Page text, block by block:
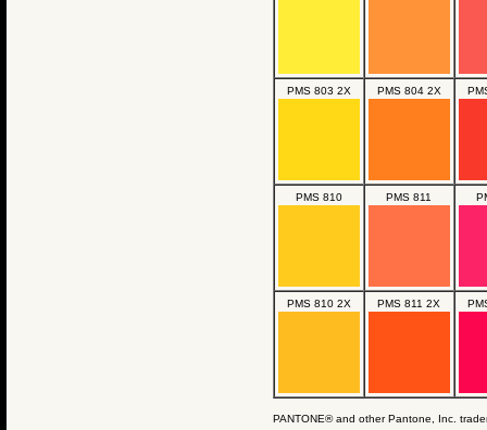
PMS 803 2X PMS 804 2X
PMS 810 PMS 811
PMS 810 2X PMS 811 2X
PANTONE® and other Pantone, Inc.